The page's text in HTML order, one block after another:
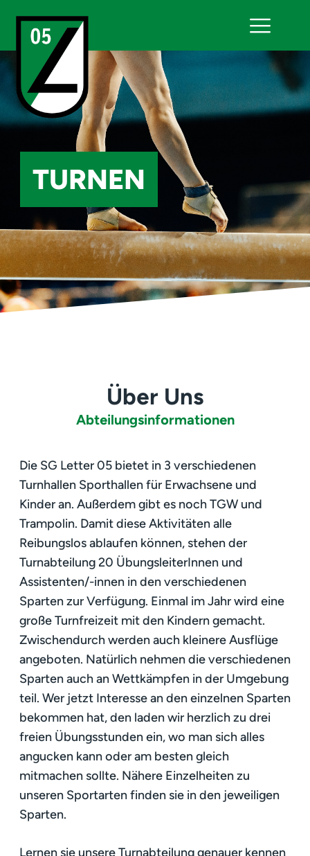
TURNEN
Über Uns
Abteilungsinformationen
Die SG Letter 05 bietet in 3 verschiedenen
Turnhallen Sporthallen für Erwachsene und
Kinder an. Außerdem gibt es noch TGW und
Trampolin. Damit diese Aktivitäten alle
Reibungslos ablaufen können, stehen der
Turnabteilung 20 ÜbungsleiterInnen und
Assistenten/-innen in den verschiedenen
Sparten zur Verfügung. Einmal im Jahr wird eine
große Turnfreizeit mit den Kindern gemacht.
Zwischendurch werden auch kleinere Ausflüge
angeboten. Natürlich nehmen die verschiedenen
Sparten auch an Wettkämpfen in der Umgebung
teil. Wer jetzt Interesse an den einzelnen Sparten
bekommen hat, den laden wir herzlich zu drei
freien Übungsstunden ein, wo man sich alles
angucken kann oder am besten gleich
mitmachen sollte. Nähere Einzelheiten zu
unseren Sportarten finden sie in den jeweiligen
Sparten.
Lernen sie unsere Turnabteilung genauer kennen